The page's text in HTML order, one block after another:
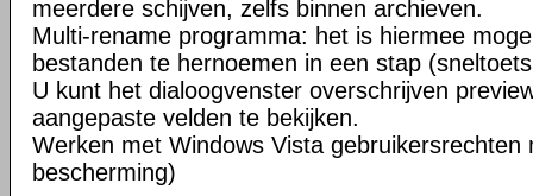
meerdere schijven, zelfs binnen archieven.
Multi-rename programma: het is hiermee
bestanden te hernoemen in een stap
U kunt het dialoogvenster overschrijven
aangepaste velden te bekijken.
Werken met Windows Vista gebruikersrechten
bescherming)